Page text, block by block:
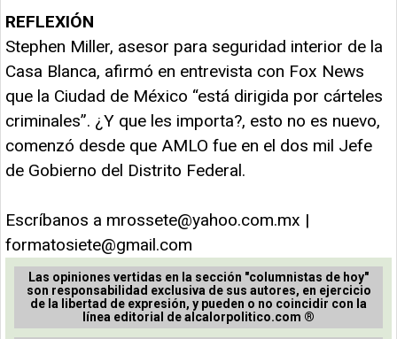
REFLEXIÓN
Stephen Miller, asesor para seguridad interior de la
Casa Blanca, afirmó en entrevista con Fox News
que la Ciudad de México “está dirigida por cárteles
criminales”. ¿Y que les importa?, esto no es nuevo,
comenzó desde que AMLO fue en el dos mil Jefe
de Gobierno del Distrito Federal.
Escríbanos a mrossete@yahoo.com.mx |
formatosiete@gmail.com
Las opiniones vertidas en la sección "columnistas de hoy"
son responsabilidad exclusiva de sus autores, en ejercicio
de la libertad de expresión, y pueden o no coincidir con la
línea editorial de alcalorpolitico.com ®